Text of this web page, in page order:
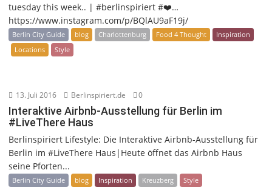
tuesday this week.. | #berlinspiriert #❤️…
https://www.instagram.com/p/BQlAU9aF19j/
Berlin City Guide blog Charlottenburg Food 4 Thought
Inspiration
Locations
Style
13. Juli 2016 Berlinspiriert.de 0
Interaktive Airbnb-Ausstellung für Berlin im
#LiveThere Haus
Berlinspiriert Lifestyle: Die Interaktive Airbnb-Ausstellung für
Berlin im #LiveThere Haus|Heute öffnet das Airbnb Haus
seine Pforten...
Berlin City Guide blog Inspiration Kreuzberg Style